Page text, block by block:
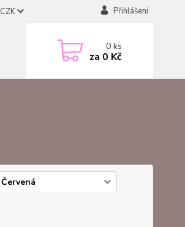
CZK Přihlášení
0ks
za 0 Kč